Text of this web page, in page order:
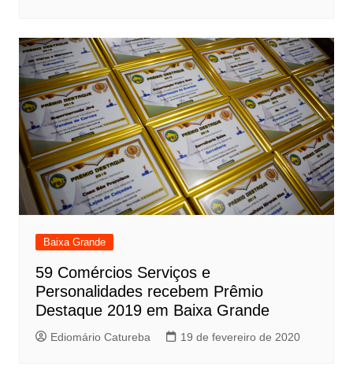
Baixa Grande
59 Comércios Serviços e
Personalidades recebem Prêmio
Destaque 2019 em Baixa Grande
Ediomário Catureba 19 de fevereiro de 2020